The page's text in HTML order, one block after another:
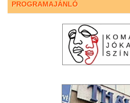
PROGRAMAJÁNLÓ